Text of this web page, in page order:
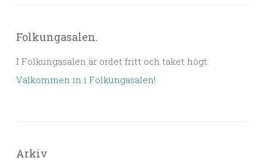
Folkungasalen.
I Folkungasalen är ordet fritt och taket högt.
Välkommen in i Folkungasalen!
Arkiv